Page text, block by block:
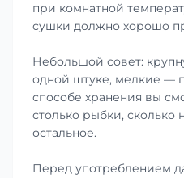
при комнатной
сушки должно хорошо
Небольшой совет:
одной штуке, мелкие —
способе хранения вы
столько рыбки,
остальное.
Перед употреблением